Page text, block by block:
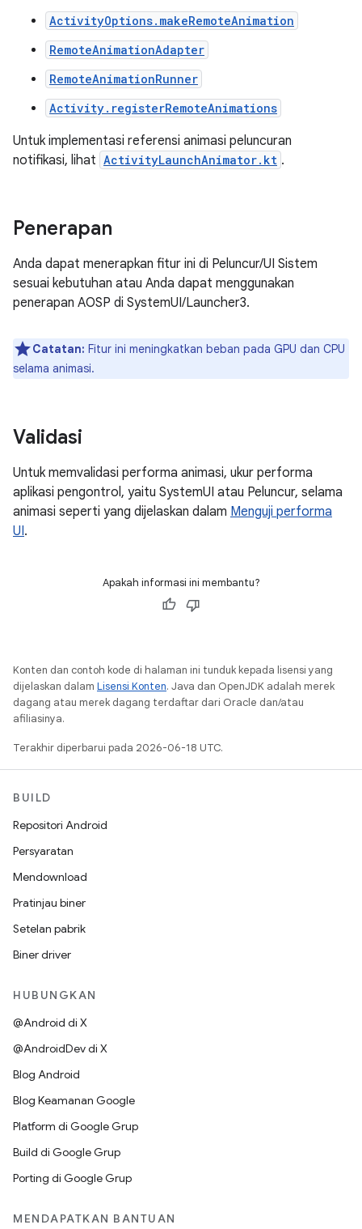
ActivityOptions.makeRemoteAnimation
RemoteAnimationAdapter
RemoteAnimationRunner
Activity.registerRemoteAnimations
Untuk implementasi referensi animasi peluncuran
notifikasi, lihat ActivityLaunchAnimator.kt .
Penerapan
Anda dapat menerapkan fitur ini di Peluncur/UI Sistem
sesuai kebutuhan atau Anda dapat menggunakan
penerapan AOSP di SystemUI/Launcher3.
Catatan: Fitur ini meningkatkan beban pada GPU dan CPU
selama animasi.
Validasi
Untuk memvalidasi performa animasi, ukur performa
aplikasi pengontrol, yaitu SystemUI atau Peluncur, selama
animasi seperti yang dijelaskan dalam Menguji performa
UI.
Apakah informasi ini membantu?
Konten dan contoh kode di halaman ini tunduk kepada lisensi yang
dijelaskan dalam Lisensi Konten. Java dan OpenJDK adalah merek
dagang atau merek dagang terdaftar dari Oracle dan/atau
afiliasinya.
Terakhir diperbarui pada 2026-06-18 UTC.
BUILD
Repositori Android
Persyaratan
Mendownload
Pratinjau biner
Setelan pabrik
Biner driver
HUBUNGKAN
@Android di X
@AndroidDev di X
Blog Android
Blog Keamanan Google
Platform di Google Grup
Build di Google Grup
Porting di Google Grup
MENDAPATKAN BANTUAN